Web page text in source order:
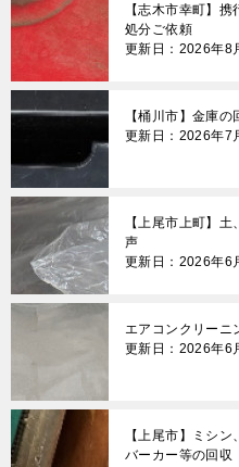
【志木市幸町】
処分ご依頼
更新日：2026年8
【桶川市】金庫
更新日：2026年7
【上尾市上町】
声
更新日：2026年6
エアコンクリー
更新日：2026年6
【上尾市】ミシ
バーカー等の回収